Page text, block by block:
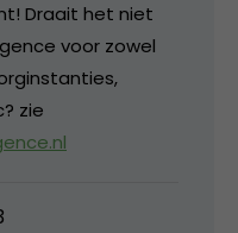
Draait het niet
voor zowel
zie